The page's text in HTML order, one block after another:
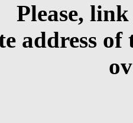
Please,
address